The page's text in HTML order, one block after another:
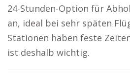
24-Stunden-Option für
an, ideal bei sehr späten
Stationen haben feste
ist deshalb wichtig.